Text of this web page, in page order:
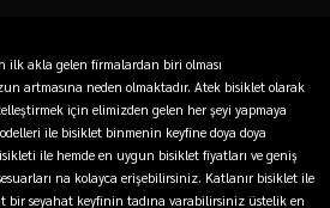
akla gelen firmalardan biri olması
artmasına neden olmaktadır. Atek bisiklet olarak
için elimizden gelen her şeyi yapmaya
ile bisiklet binmenin keyfine doya doya
ile hemde en uygun bisiklet fiyatları ve geniş
na kolayca erişebilirsiniz. Katlanır bisiklet ile
seyahat keyfinin tadına varabilirsiniz üstelik en